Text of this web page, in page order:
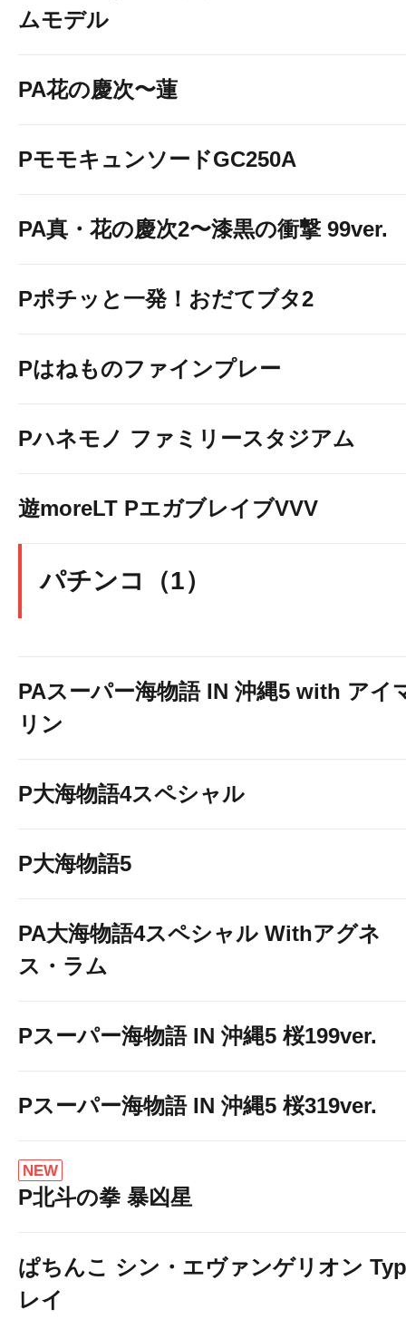
ムモデル
PA花の慶次〜蓮
PモモキュンソードGC250A
PA真・花の慶次2〜漆黒の衝撃 99ver.
Pポチッと一発！おだてブタ2
Pはねものファインプレー
Pハネモノ ファミリースタジアム
遊moreLT PエガブレイブVVV
パチンコ（1）
PAスーパー海物語 IN 沖縄5 with アイ
リン
P大海物語4スペシャル
P大海物語5
PA大海物語4スペシャル Withアグネ
ス・ラム
Pスーパー海物語 IN 沖縄5 桜199ver.
Pスーパー海物語 IN 沖縄5 桜319ver.
NEW
P北斗の拳 暴凶星
ぱちんこ シン・エヴァンゲリオン
レイ